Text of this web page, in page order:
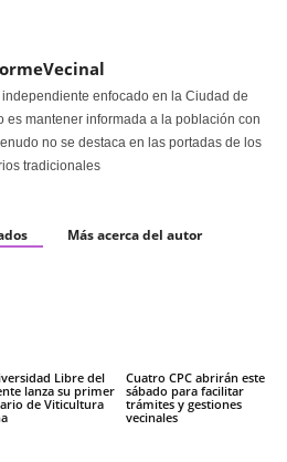
enfocado en la Ciudad de
es mantener informada a la población con
no se destaca en las portadas de los
tradicionales
Más acerca del autor
Libre del
lanza su primer
de Viticultura
Cuatro CPC abrirán este
sábado para facilitar
trámites y gestiones
vecinales